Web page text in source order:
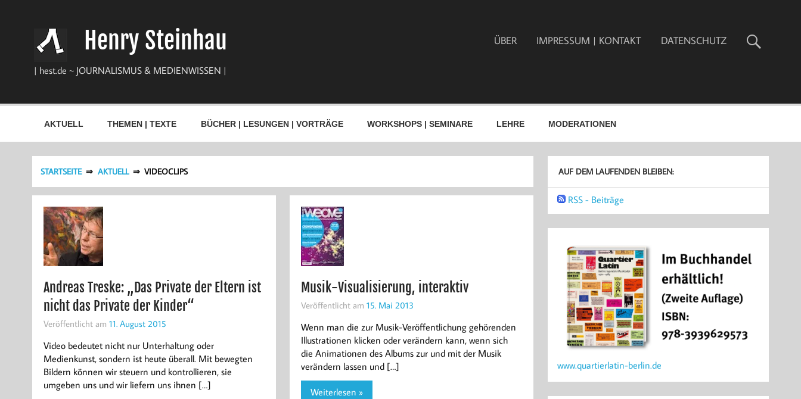
Henry Steinhau
| hest.de ~ JOURNALISMUS & MEDIENWISSEN |
ÜBER IMPRESSUM | KONTAKT DATENSCHUTZ
AKTUELL THEMEN | TEXTE BÜCHER | LESUNGEN | VORTRÄGE WORKSHOPS | SEMINARE LEHRE MODERATIONEN
STARTSEITE AKTUELL VIDEOCLIPS
Andreas Treske: „Das Private der Eltern ist
nicht das Private der Kinder“
Veröffentlicht am 11. August 2015
Video bedeutet nicht nur Unterhaltung oder
Medienkunst, sondern ist heute überall. Mit bewegten
Bildern können wir steuern und kontrollieren, sie
umgeben uns und wir liefern uns ihnen […]
Musik-Visualisierung, interaktiv
Veröffentlicht am 15. Mai 2013
Wenn man die zur Musik-Veröffentlichung gehörenden
Illustrationen klicken oder verändern kann, wenn sich
die Animationen des Albums zur und mit der Musik
verändern lassen und […]
Weiterlesen »
AUF DEM LAUFENDEN BLEIBEN:
RSS - Beiträge
www.quartierlatin-berlin.de